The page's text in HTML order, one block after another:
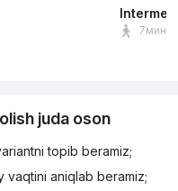
7мин
juda oson
topib beramiz;
vaqtini aniqlab beramiz;